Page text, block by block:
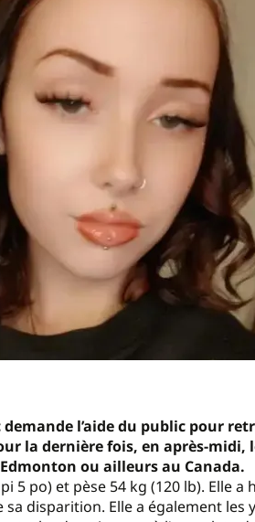
demande l’aide du public pour
la dernière fois, en après-
ou ailleurs au Canada.
5 po) et pèse 54 kg (120 lb). Elle
disparition. Elle a également les